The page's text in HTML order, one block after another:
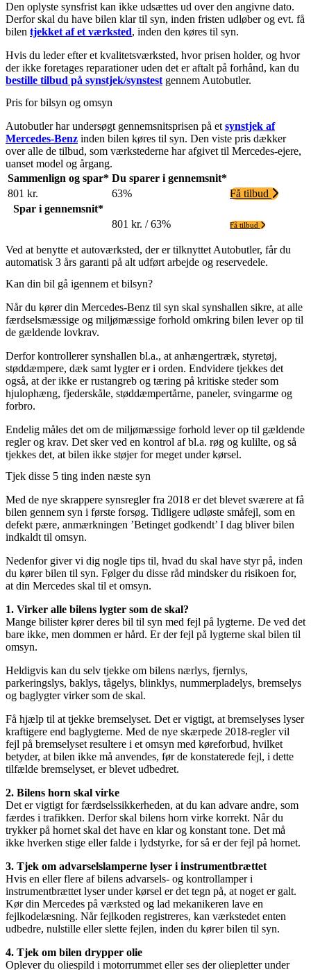
Den oplyste synsfrist kan ikke udsættes ud over den angivne dato.
Derfor skal du have bilen klar til syn, inden fristen udløber og evt. få
bilen tjekket af et værksted, inden den køres til syn.
Hvis du leder efter et kvalitetsværksted, hvor prisen holder, og hvor
der ikke foretages reparationer uden det er aftalt på forhånd, kan du
bestille tilbud på synstjek/synstestgennem Autobutler.
Pris for bilsyn og omsyn
Autobutler har undersøgt gennemsnitsprisen på et synstjek af
Mercedes-Benz inden bilen køres til syn. Den viste pris dækker
over alle de tilbud, som værkstederne har afgivet til Mercedes-ejere,
uanset model og årgang.
Sammenlign og spar* Du sparer i gennemsnit*
801 kr.
63%
Få tilbud
Spar i gennemsnit*
801 kr. / 63%
Få tilbud
Ved at benytte et autoværksted, der er tilknyttet Autobutler, får du
automatisk 3 års garanti på alt udført arbejde og reservedele.
Kan din bil gå igennem et bilsyn?
Når du kører din Mercedes-Benz til syn skal synshallen sikre, at alle
færdselsmæssige og miljømæssige forhold omkring bilen lever op til
de gældende lovkrav.
Derfor kontrollerer synshallen bl.a., at anhængertræk, styretøj,
støddæmpere, dæk samt lygter er i orden. Endvidere tjekkes det
også, at der ikke er rustangreb og tæring på kritiske steder som
hjulophæng, fjederskåle, støddæmpertårne, paneler, svingarme og
forbro.
Endelig måles det om de miljømæssige forhold lever op til gældende
regler og krav. Det sker ved en kontrol af bl.a. røg og kulilte, og så
tjekkes det, at bilen ikke støjer for meget under kørsel.
Tjek disse 5 ting inden næste syn
Med de nye skrappere synsregler fra 2018 er det blevet sværere at få
bilen gennem syn i første forsøg. Tidligere udløste småfejl, som en
defekt pære, anmærkningen ’Betinget godkendt’ I dag bliver bilen
indkaldt til omsyn.
Nedenfor giver vi dig nogle tips til, hvad du skal have styr på, inden
du kører bilen til syn. Følger du disse råd mindsker du risikoen for,
at din Mercedes skal til et omsyn.
1. Virker alle bilens lygter som de skal?
Mange bilister kører deres bil til syn med fejl på lygterne. De ved det
bare ikke, men dommen er hård. Er der fejl på lygterne skal bilen til
omsyn.
Heldigvis kan du selv tjekke om bilens nærlys, fjernlys,
parkeringslys, baklys, tågelys, blinklys, nummerpladelys, bremselys
og baglygter virker som de skal.
Få hjælp til at tjekke bremselyset. Det er vigtigt, at bremselyses lyser
kraftigere end baglygterne. Med de nye skærpede 2018-regler vil
fejl på bremselyset resultere i et omsyn med køreforbud, hvilket
betyder, at bilen ikke må anvendes, før de konstaterede fejl, i dette
tilfælde bremselyset, er blevet udbedret.
2. Bilens horn skal virke
Det er vigtigt for færdselssikkerheden, at du kan advare andre, som
færdes i trafikken. Derfor skal bilens horn virke korrekt. Når du
trykker på hornet skal det have en klar og konstant tone. Det må
ikke hverken stige eller falde i lydstyrke, for så er der fejl på hornet.
3. Tjek om advarselslamperne lyser i instrumentbrættet
Hvis en eller flere af bilens advarsels- og kontrollamper i
instrumentbrættet lyser under kørsel er det tegn på, at noget er galt.
Kør din Mercedes på værksted og lad mekanikeren lave en
fejlkodelæsning. Når fejlkoden registreres, kan værkstedet enten
udbedre, nulstille eller slette fejlen, inden du kører bilen til syn.
4. Tjek om bilen drypper olie
Oplever du oliespild i motorrummet eller ses der oliepletter under